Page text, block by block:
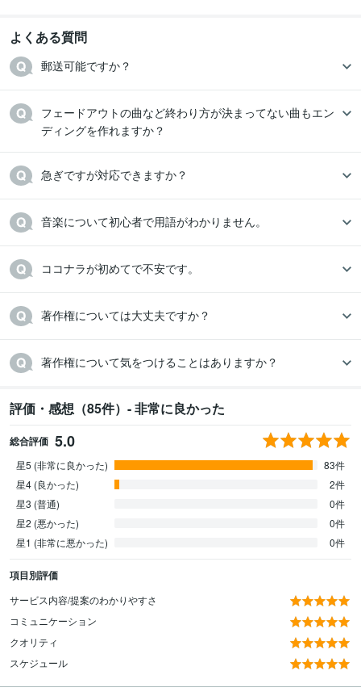
よくある質問
郵送可能ですか？
フェードアウトの曲など終わり方が決まってない曲もエン
ディングを作れますか？
急ぎですが対応できますか？
音楽について初心者で用語がわかりません。
ココナラが初めてで不安です。
著作権については大丈夫ですか？
著作権について気をつけることはありますか？
評価・感想（85件）- 非常に良かった
総合評価 5.0
星5 (非常に良かった)
83件
星4 (良かった)
2件
星3 (普通)
0件
星2 (悪かった)
0件
星1 (非常に悪かった)
0件
項目別評価
サービス内容/提案のわかりやすさ
コミュニケーション
クオリティ
スケジュール